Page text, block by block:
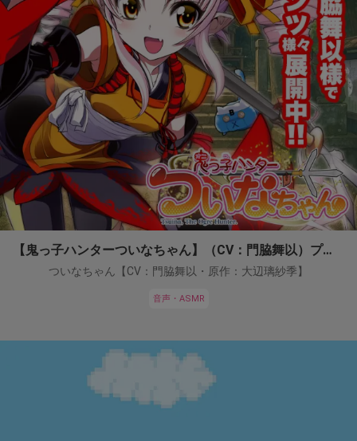
【鬼っ子ハンターついなちゃん】（CV：門脇舞以）プロジェクト！
ついなちゃん【CV：門脇舞以・原作：大辺璃紗季】
音声・ASMR